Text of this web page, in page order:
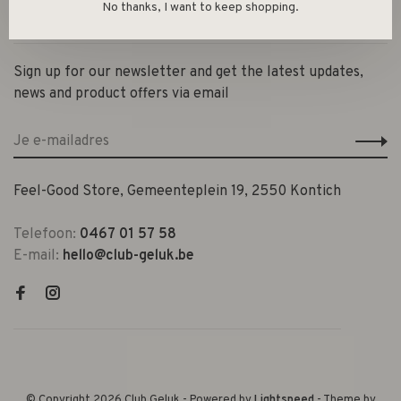
Contact en openingsuren
Sign up for our newsletter and get the latest updates,
news and product offers via email
Feel-Good Store, Gemeenteplein 19, 2550 Kontich
Telefoon: 0467 01 57 58
E-mail: hello@club-geluk.be
No thanks, I want to keep shopping.